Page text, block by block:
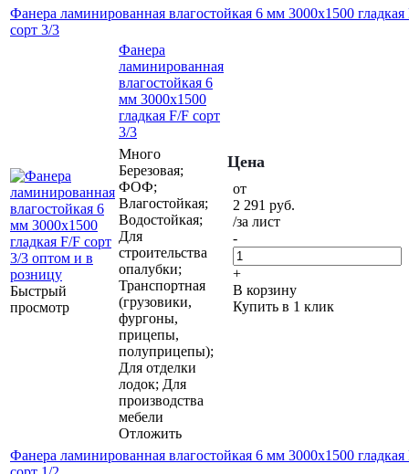
Фанера ламинированная влагостойкая 6 мм 3000х1500 гладкая
сорт 3/3
Быстрый
просмотр
Фанера
ламинированная
влагостойкая 6
мм 3000х1500
гладкая F/F сорт
3/3
Много
Березовая;
ФОФ;
Влагостойкая;
Водостойкая;
Для
строительства
опалубки;
Транспортная
(грузовики,
фургоны,
прицепы,
полуприцепы);
Для отделки
лодок; Для
производства
мебели
Отложить
Цена
от
2 291 руб.
/за лист
-
+
В корзину
Купить в 1 клик
Фанера ламинированная влагостойкая 6 мм 3000х1500 гладкая